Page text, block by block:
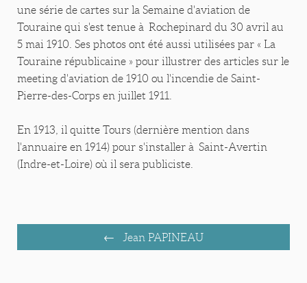
une série de cartes sur la Semaine d'aviation de
Touraine qui s'est tenue à Rochepinard du 30 avril au
5 mai 1910. Ses photos ont été aussi utilisées par « La
Touraine républicaine » pour illustrer des articles sur le
meeting d'aviation de 1910 ou l'incendie de Saint-
Pierre-des-Corps en juillet 1911.
En 1913, il quitte Tours (dernière mention dans
l'annuaire en 1914) pour s'installer à Saint-Avertin
(Indre-et-Loire) où il sera publiciste.
Jean PAPINEAU